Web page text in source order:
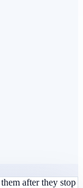
after they stop